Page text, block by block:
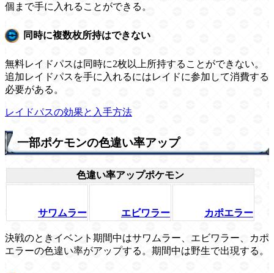
個まで手に入れることができる。
同時に複数枚所持はできない
無料レイドパスは同時に2枚以上所持することができない。
追加レイドパスを手に入れるにはレイドに参加して消費する
必要がある。
レイドパスの効果と入手方法
一部ポケモンの色違い率アップ
色違い率アップポケモン
サワムラー エビワラー カポエラー
決戦のときイベント期間中はサワムラー、エビワラー、カポ
エラーの色違い率がアップする。期間中は野生で出現する。